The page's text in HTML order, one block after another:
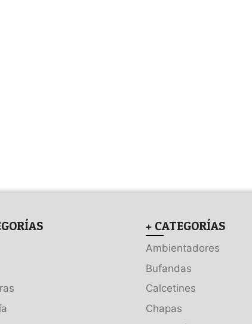
+ CATEGORÍAS
Ambientadores
Bufandas
Calcetines
Chapas